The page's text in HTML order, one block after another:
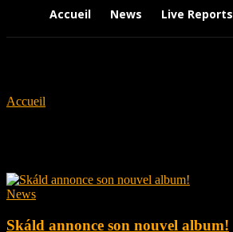
Accueil News Live Reports
Accueil
News
Skáld annonce son nouvel album!